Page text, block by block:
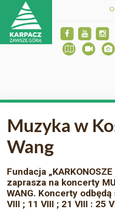
Muzyka w
Wang
Fundacja
zaprasza na koncerty
WANG. Koncerty
VIII ; 11 VIII ; 21 VIII : 25